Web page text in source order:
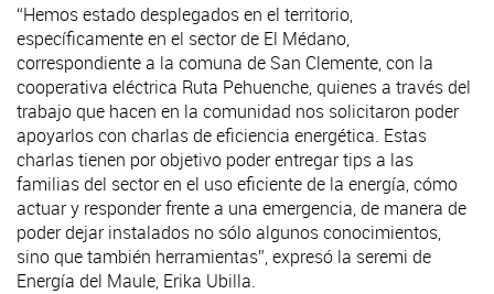
“Hemos estado desplegados en el territorio,
específicamente en el sector de El Médano,
correspondiente a la comuna de San Clemente, con la
cooperativa eléctrica Ruta Pehuenche, quienes a través del
trabajo que hacen en la comunidad nos solicitaron poder
apoyarlos con charlas de eficiencia energética. Estas
charlas tienen por objetivo poder entregar tips a las
familias del sector en el uso eficiente de la energía, cómo
actuar y responder frente a una emergencia, de manera de
poder dejar instalados no sólo algunos conocimientos,
sino que también herramientas”, expresó la seremi de
Energía del Maule, Erika Ubilla.